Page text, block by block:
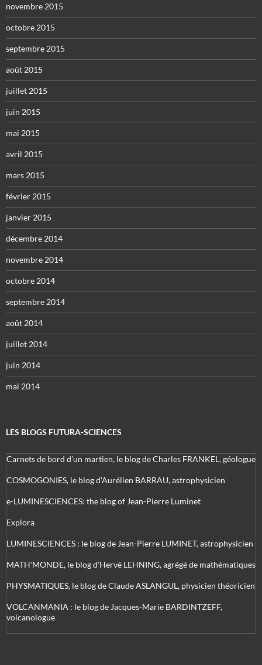
novembre 2015
octobre 2015
septembre 2015
août 2015
juillet 2015
juin 2015
mai 2015
avril 2015
mars 2015
février 2015
janvier 2015
décembre 2014
novembre 2014
octobre 2014
septembre 2014
août 2014
juillet 2014
juin 2014
mai 2014
LES BLOGS FUTURA-SCIENCES
Carnets de bord d’un martien, le blog de Charles FRANKEL, géologue
COSMOGONIES, le blog d'Aurélien BARRAU, astrophysicien
e-LUMINESCIENCES: the blog of Jean-Pierre Luminet
Explora
LUMINESCIENCES : le blog de Jean-Pierre LUMINET, astrophysicien
MATH'MONDE, le blog d'Hervé LEHNING, agrégé de mathématiques
PHYSMATIQUES, le blog de Claude ASLANGUL, physicien théoricien
VOLCANMANIA : le blog de Jacques-Marie BARDINTZEFF,
volcanologue